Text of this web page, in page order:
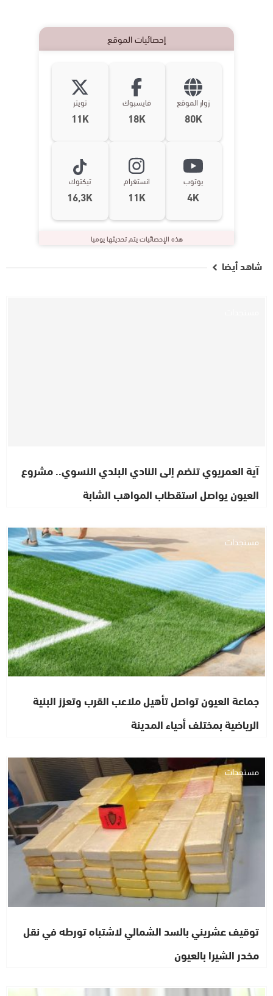
إحصائيات الموقع
زوار الموقع
80K
فايسبوك
18K
تويتر
11K
يوتوب
4K
انستغرام
11K
تيكتوك
16,3K
هذه الإحصائيات يتم تحديثها يوميا
شاهد أيضا
آية العمريوي تنضم إلى النادي البلدي النسوي.. مشروع
العيون يواصل استقطاب المواهب الشابة
مستجدات
جماعة العيون تواصل تأهيل ملاعب القرب وتعزز البنية
الرياضية بمختلف أحياء المدينة
مستجدات
توقيف عشريني بالسد الشمالي لاشتباه تورطه في نقل
مخدر الشيرا بالعيون